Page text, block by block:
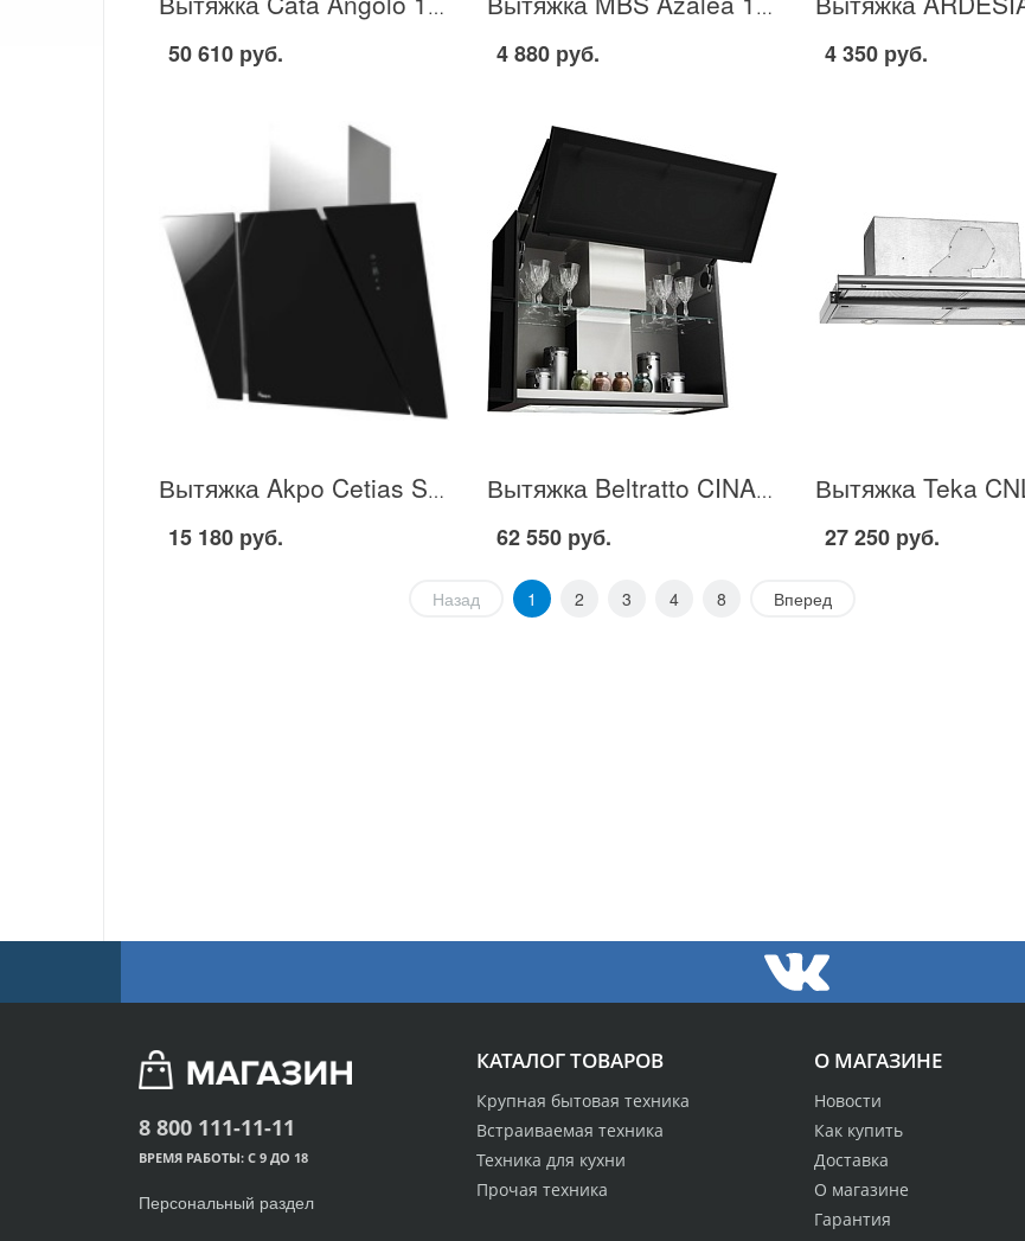
Вытяжка Cata Angolo 1000 VL3 в Москве
50 610 руб.
Вытяжка MBS Azalea 150 в Москве
4 880 руб. 4 350 руб.
Вытяжка Akpo Cetias Sensor 90 в Москве
15 180 руб.
Вытяжка Beltratto CINA 90V в Москве
62 550 руб. 27 250 руб.
Назад 1 2 3 4 8 Вперед
О МАГАЗИНЕ
Новости
Как купить
Доставка
О магазине
Гарантия
КАТАЛОГ ТОВАРОВ
Крупная бытовая техника
Встраиваемая техника
Техника для кухни
Прочая техника
8 800 111-11-11
ВРЕМЯ РАБОТЫ: С 9 ДО 18
Персональный раздел